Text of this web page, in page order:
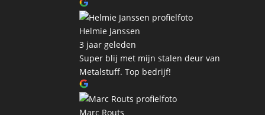
Helmie Janssen
3 jaar geleden
Super blij met mijn stalen deur van
Metalstuff. Top bedrijf!
Marc Routs